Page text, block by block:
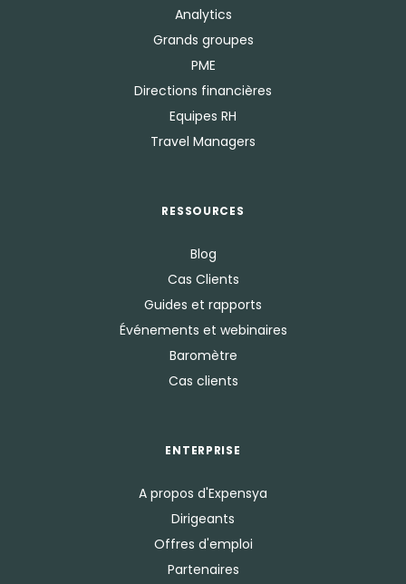
Analytics
Grands groupes
PME
Directions financières
Equipes RH
Travel Managers
RESSOURCES
Blog
Cas Clients
Guides et rapports
Événements et webinaires
Baromètre
Cas clients
ENTERPRISE
A propos d'Expensya
Dirigeants
Offres d'emploi
Partenaires